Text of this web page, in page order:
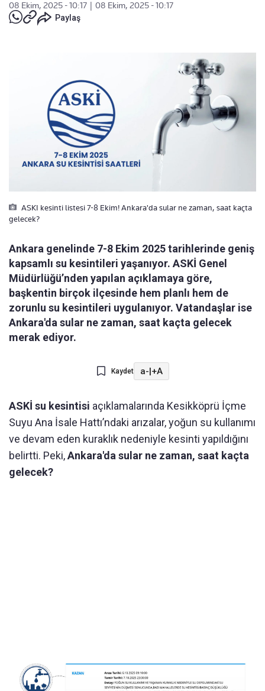
08 Ekim, 2025 - 10:17
08 Ekim, 2025 - 10:17
Paylaş
ASKI kesinti listesi 7-8 Ekim! Ankara'da sular ne zaman, saat kaçta
gelecek?
Ankara genelinde 7-8 Ekim 2025 tarihlerinde geniş
kapsamlı su kesintileri yaşanıyor. ASKİ Genel
Müdürlüğü’nden yapılan açıklamaya göre,
başkentin birçok ilçesinde hem planlı hem de
zorunlu su kesintileri uygulanıyor. Vatandaşlar ise
Ankara'da sular ne zaman, saat kaçta gelecek
merak ediyor.
Kaydet a-|+A
ASKİ su kesintisi açıklamalarında Kesikköprü İçme
Suyu Ana İsale Hattı’ndaki arızalar, yoğun su kullanımı
ve devam eden kuraklık nedeniyle kesinti yapıldığını
belirtti. Peki,Ankara'da sular ne zaman, saat kaçta
gelecek?